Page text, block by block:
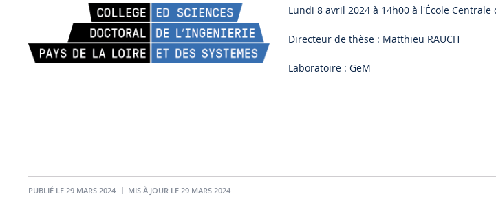
Lundi 8 avril 2024 à 14h00 à l'École
Directeur de thèse : Matthieu RAUCH
Laboratoire : GeM
PUBLIÉ LE 29 MARS 2024 MIS À JOUR LE 29 MARS 2024